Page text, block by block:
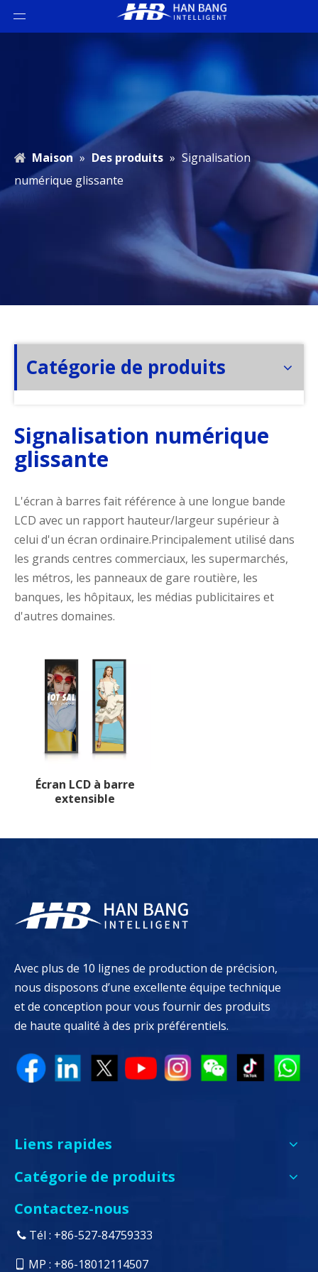
Maison » Des produits » Signalisation
numérique glissante
Catégorie de produits
Signalisation numérique
glissante
L'écran à barres fait référence à une longue bande
LCD avec un rapport hauteur/largeur supérieur à
celui d'un écran ordinaire.Principalement utilisé dans
les grands centres commerciaux, les supermarchés,
les métros, les panneaux de gare routière, les
banques, les hôpitaux, les médias publicitaires et
d'autres domaines.
Écran LCD à barre
extensible
Avec plus de 10 lignes de production de précision,
nous disposons d’une excellente équipe technique
et de conception pour vous fournir des produits
de haute qualité à des prix préférentiels.
Liens rapides
Catégorie de produits
Contactez-nous
 Tél : +86-527-84759333
MP : +86-18012114507